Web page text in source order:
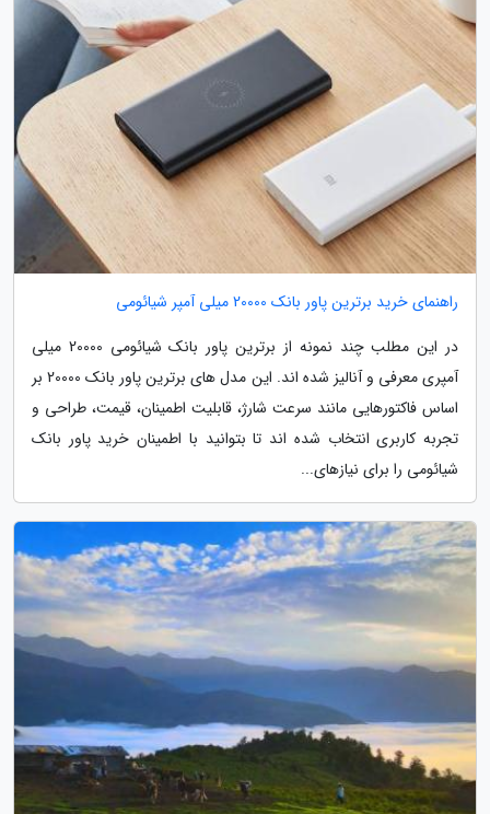
راهنمای خرید برترین پاور بانک 20000 میلی آمپر شیائومی
در این مطلب چند نمونه از برترین پاور بانک شیائومی 20000 میلی
آمپری معرفی و آنالیز شده اند. این مدل های برترین پاور بانک 20000 بر
اساس فاکتورهایی مانند سرعت شارژ، قابلیت اطمینان، قیمت، طراحی و
تجربه کاربری انتخاب شده اند تا بتوانید با اطمینان خرید پاور بانک
شیائومی را برای نیازهای...